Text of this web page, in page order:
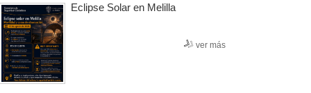
Eclipse Solar en Melilla
ver más